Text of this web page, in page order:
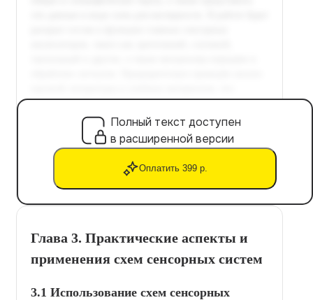
Полный текст доступен
в расширенной версии
Оплатить 399 р.
Глава 3. Практические аспекты и
применения схем сенсорных систем
3.1 Использование схем сенсорных